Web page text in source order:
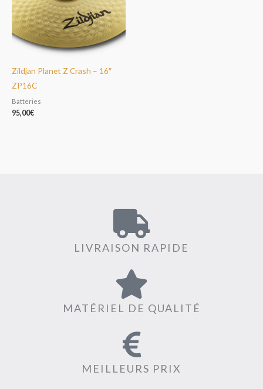
Zildjan Planet Z Crash – 16″
ZP16C
Batteries
95,00€
LIVRAISON RAPIDE
MATÉRIEL DE QUALITÉ
MEILLEURS PRIX